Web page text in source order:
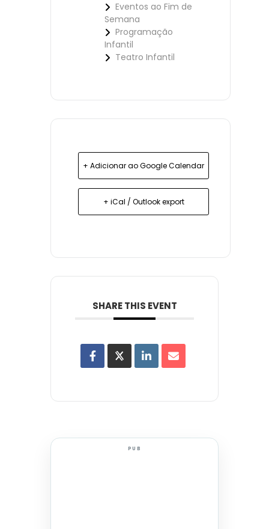
Eventos ao Fim de
Semana
Programação
Infantil
Teatro Infantil
+ Adicionar ao Google Calendar
+ iCal / Outlook export
SHARE THIS EVENT
PUB